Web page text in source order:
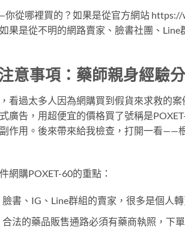
從哪裡買的？如果是從官方網站
果是從不明的網路賣家、臉書社團、
意事項：藥師親身經驗
看過太多人因為網購買到假貨來求救的
廣告，用超便宜的價格買了號稱是
作用。後來帶來給我檢查，打開一看——
網購POXET-60的重點：
臉書、IG、Line群組的賣家，很多是個人
合法的藥品販售通路必須有藥商執照，下